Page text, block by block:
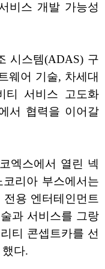
비스 개발 가능성
시스템(ADAS) 구
웨어 기술, 차세대
티 서비스 고도화
서 협력을 이어갈
엑스에서 열린 넥
리아 부스에서는
용 엔터테인먼트
과 서비스를 그랑
티 콘셉트카를 선
다.